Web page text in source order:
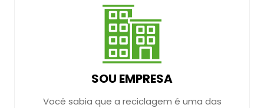
SOU EMPRESA
Você sabia que a reciclagem é uma das